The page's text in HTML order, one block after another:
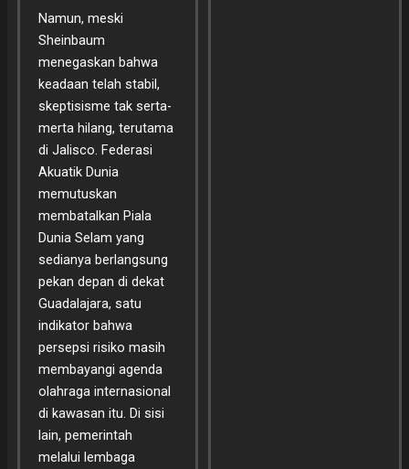
Namun, meski
Sheinbaum
menegaskan bahwa
keadaan telah stabil,
skeptisisme tak serta-
merta hilang, terutama
di Jalisco. Federasi
Akuatik Dunia
memutuskan
membatalkan Piala
Dunia Selam yang
sedianya berlangsung
pekan depan di dekat
Guadalajara, satu
indikator bahwa
persepsi risiko masih
membayangi agenda
olahraga internasional
di kawasan itu. Di sisi
lain, pemerintah
melalui lembaga